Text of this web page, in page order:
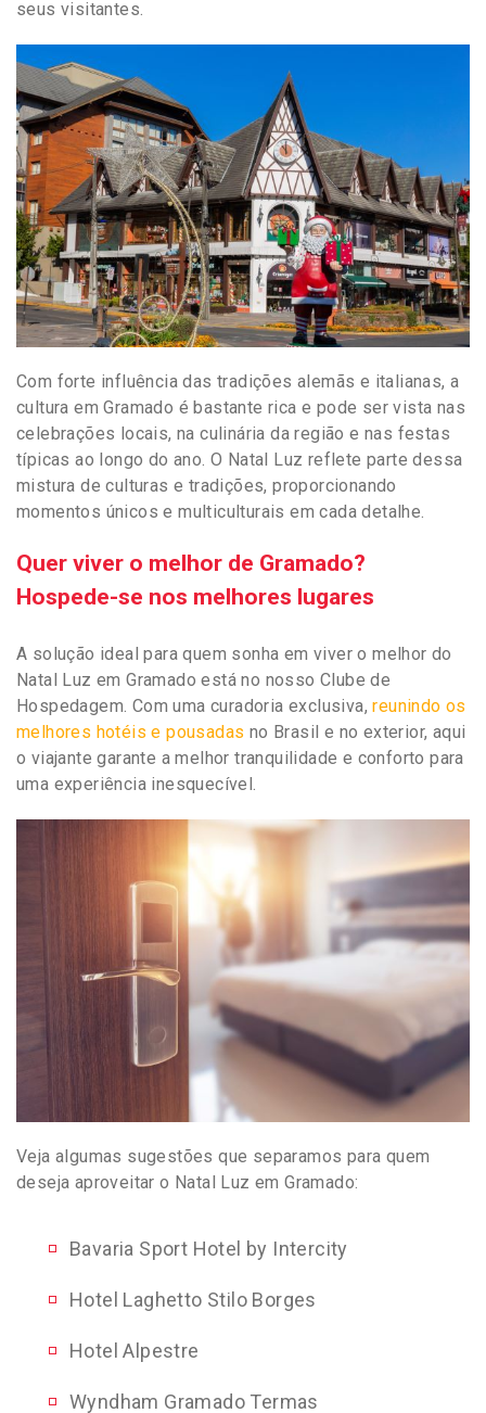
seus visitantes.
Com forte influência das tradições alemãs e italianas, a
cultura em Gramado é bastante rica e pode ser vista nas
celebrações locais, na culinária da região e nas festas
típicas ao longo do ano. O Natal Luz reflete parte dessa
mistura de culturas e tradições, proporcionando
momentos únicos e multiculturais em cada detalhe.
Quer viver o melhor de Gramado?
Hospede-se nos melhores lugares
A solução ideal para quem sonha em viver o melhor do
Natal Luz em Gramado está no nosso Clube de
Hospedagem. Com uma curadoria exclusiva,reunindo os
melhores hotéis e pousadas no Brasil e no exterior, aqui
o viajante garante a melhor tranquilidade e conforto para
uma experiência inesquecível.
Veja algumas sugestões que separamos para quem
deseja aproveitar o Natal Luz em Gramado:
Bavaria Sport Hotel by Intercity
Hotel Laghetto Stilo Borges
Hotel Alpestre
Wyndham Gramado Termas